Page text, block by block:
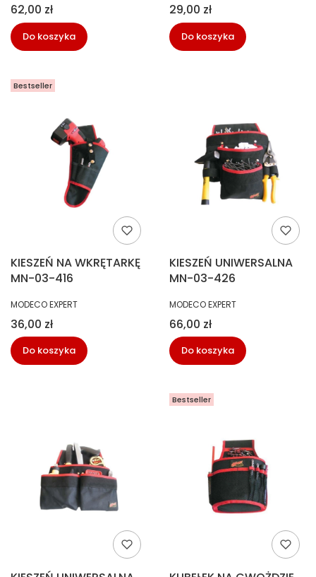
Cena
62,00 zł
Do koszyka
Cena
29,00 zł
Do koszyka
Bestseller
KIESZEŃ NA WKRĘTARKĘ
MN-03-416
PRODUCENT
MODECO EXPERT
Cena
36,00 zł
Do koszyka
KIESZEŃ UNIWERSALNA
MN-03-426
PRODUCENT
MODECO EXPERT
Cena
66,00 zł
Do koszyka
Bestseller